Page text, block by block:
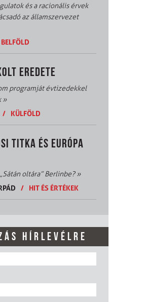
és a racionális érvek
az államszervezet
BELFÖLD
EREDETE
programját évtizedekkel
»
/ KÜLFÖLD
TITKA ÉS EURÓPA
oltára” Berlinbe?»
/ HIT ÉS ÉRTÉKEK
HÍRLEVÉLRE